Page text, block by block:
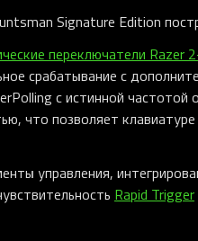
Signature Edition
переключатели Razer
срабатывание с
с истинной
что позволяет
управления,
Rapid Trigger